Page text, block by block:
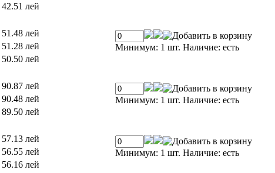
42.51 лей
51.48 лей
51.28 лей
50.50 лей
Минимум: 1 шт. Наличие: есть
90.87 лей
90.48 лей
89.50 лей
Минимум: 1 шт. Наличие: есть
57.13 лей
56.55 лей
56.16 лей
Минимум: 1 шт. Наличие: есть